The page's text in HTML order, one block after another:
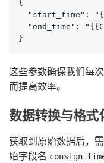
{
"start_time":
"end_time":
}
这些参数确保我们每
而提高效率。
数据转换与格式
获取到原始数据后，
始字段名